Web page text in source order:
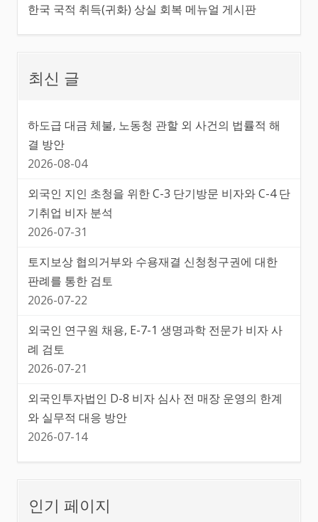
한국 국적 취득(귀화) 상실 회복 메뉴얼 게시판
최신 글
하도급 대금 체불, 노동청 관할 외 사건의 법률적 해
결 방안
2026-08-04
외국인 지인 초청을 위한 C-3 단기방문 비자와 C-4 단
기취업 비자 분석
2026-07-31
토지보상 협의거부와 수용재결 신청청구권에 대한
판례를 통한 검토
2026-07-22
외국인 연구원 채용, E-7-1 생명과학 전문가 비자 사
례 검토
2026-07-21
외국인투자법인 D-8 비자 심사 전 매장 운영의 한계
와 실무적 대응 방안
2026-07-14
인기 페이지